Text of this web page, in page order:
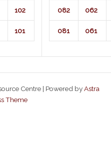
102
101
082 062
081 061
Centre | Powered byAstra
Theme